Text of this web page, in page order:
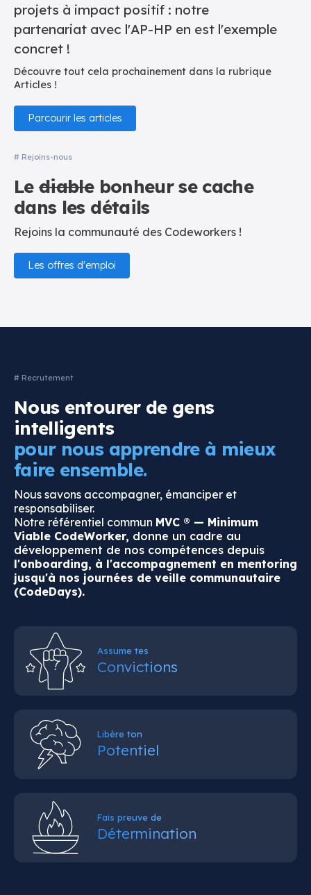
projets à impact positif : notre
partenariat avec l'AP-HP en est l'exemple
concret !
Découvre tout cela prochainement dans la rubrique
Articles !
Parcourir les articles
# Rejoins-nous
Lediablebonheur se cache
dans les détails
Rejoins la communauté des Codeworkers !
Les offres d'emploi
# Recrutement
Nous entourer de gens
intelligents
pour nous apprendre à mieux
faire ensemble.
Nous savons accompagner, émanciper et
responsabiliser.
Notre référentiel commun MVC ® — Minimum
Viable CodeWorker, donne un cadre au
développement de nos compétences depuis
l'onboarding, à l'accompagnement en mentoring
jusqu'à nos journées de veille communautaire
(CodeDays).
Assume tes
Convictions
Libère ton
Potentiel
Fais preuve de
Détermination